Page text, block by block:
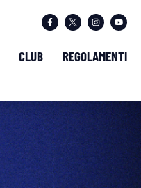
CLUB REGOLAMENTI